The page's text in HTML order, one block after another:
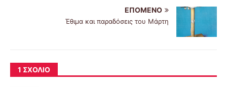
ΕΠΌΜΕΝΟ
Έθιμα και παραδόσεις του Μάρτη
1 ΣΧΌΛΙΟ